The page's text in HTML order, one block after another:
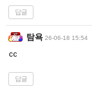
답글
탐욕 26-06-18 15:54
cc
답글